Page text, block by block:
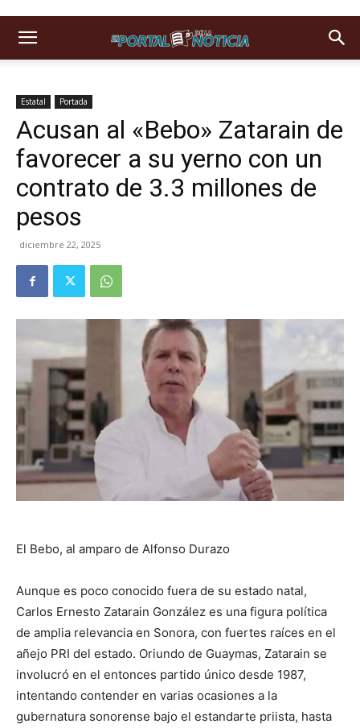
Estatal Portada
Acusan al «Bebo» Zatarain de
favorecer a su yerno con un
contrato de 3.3 millones de
pesos
diciembre 22, 2025
El Bebo, al amparo de Alfonso Durazo
Aunque es poco conocido fuera de su estado natal,
Carlos Ernesto Zatarain González es una figura política
de amplia relevancia en Sonora, con fuertes raíces en el
añejo PRI del estado. Oriundo de Guaymas, Zatarain se
involucró en el entonces partido único desde 1987,
intentando contender en varias ocasiones a la
gubernatura sonorense bajo el estandarte priista, hasta